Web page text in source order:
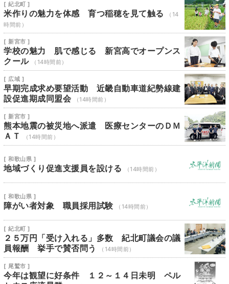
[ 紀北町 ]
米作りの魅力を体感 育つ稲穂を見て触る
（14
時間前）
[ 新宮市 ]
学校の魅力 肌で感じる 新宮高でオープンス
クール
（14時間前）
[ 広域 ]
早期完成求め要望活動 近畿自動車道紀勢線建
設促進期成同盟会
（14時間前）
[ 新宮市 ]
熊本地震の被災地へ派遣 医療センターのＤＭ
ＡＴ
（14時間前）
[ 和歌山県 ]
地域づくり促進支援員を設ける （14時間前）
[ 和歌山県 ]
障がい者対象 職員採用試験 （14時間前）
[ 紀北町 ]
２５万円「受け入れる」多数 紀北町議会の議
員報酬 挙手で賛否問う
（14時間前）
[ 尾鷲市 ]
今年は観望に好条件 １２～１４日未明 ペル